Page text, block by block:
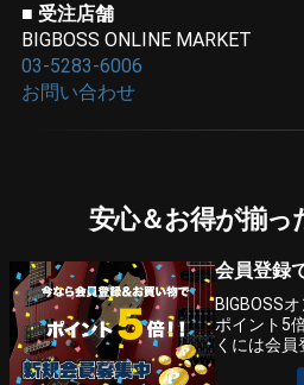
■ 受注店舗
BIGBOSS ONLINE MARKET
03-5283-6006
お問い合わせ
安心＆お得が揃っ
会員登録
BIGBOSS
ポイント5
くには会員